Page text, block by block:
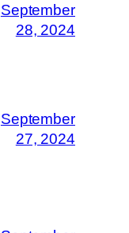
September
28, 2024
September
27, 2024